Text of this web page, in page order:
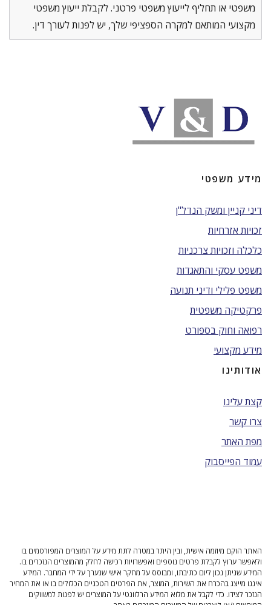
משפטי או תחליף לייעוץ משפטי פרטני. לקבלת ייעוץ משפטי
מקצועי המותאם למקרה הספציפי שלך, יש לפנות לעורך דין.
מידע משפטי
דיני קניין ומשק הנדל"ן
זכויות אזרחיות
כלכלה וזכויות צרכניות
משפט עסקי והתאגדות
משפט פלילי ודיני תנועה
פרקטיקה משפטית
רפואה וחוק בספורט
מידע מקצועי
אודותינו
קצת עלינו
צרו קשר
מפת האתר
עמוד הפייסבוק
האתר הוקם מיוזמה אישית, ובין היתר במטרה לתת מידע על המוצרים המפורסמים בו
ולאפשר ערוץ לקבלת פרטים נוספים ואפשרויות רכישה לחלק מהמוצרים הנזכרים בו.
המידע שניתן נכון ליום כתיבתו, ומבוסס על מחקר אישי שנערך על ידי המחבר. המידע
איננו מייצג בהכרח את השירות, המוצר, את הפרטים הטכניים הכלולים בו או את המחיר
הנזכר לצידו. כדי לקבל את מלוא המידע הרלוונטי על המוצרים יש לפנות למשווקים